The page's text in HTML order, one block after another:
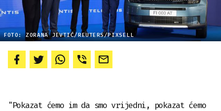
FOTO: ZORANA JEVTIĆ/REUTERS/PIXSELL
"Pokazat ćemo im da smo vrijedni, pokazat ćemo